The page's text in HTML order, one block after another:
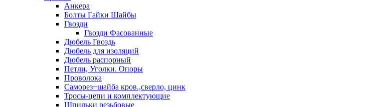
Анкера
Болты Гайки Шайбы
Гвозди
Гвозди Фасованные
Дюбель Гвоздь
Дюбель для изоляций
Дюбель распорный
Петли, Уголки. Опоры
Проволока
Саморез+шайба кров.,сверло, цинк
Тросы-цепи и комплектующие
Шпильки резьбовые